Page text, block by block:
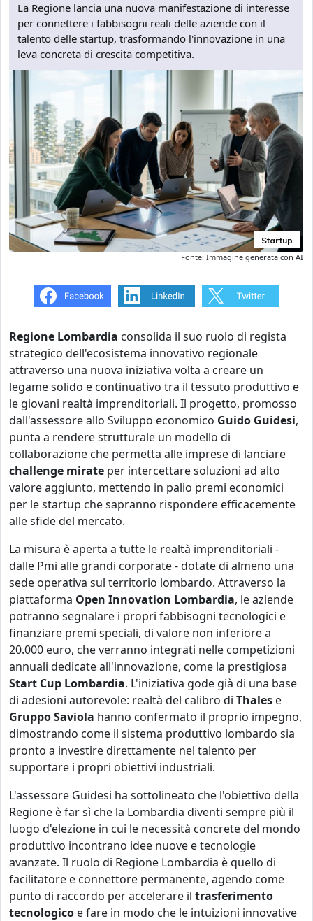
La Regione lancia una nuova manifestazione di interesse
per connettere i fabbisogni reali delle aziende con il
talento delle startup, trasformando l'innovazione in una
leva concreta di crescita competitiva.
Startup
Fonte: Immagine generata con AI
Regione Lombardia consolida il suo ruolo di regista
strategico dell'ecosistema innovativo regionale
attraverso una nuova iniziativa volta a creare un
legame solido e continuativo tra il tessuto produttivo e
le giovani realtà imprenditoriali. Il progetto, promosso
dall'assessore allo Sviluppo economico Guido Guidesi,
punta a rendere strutturale un modello di
collaborazione che permetta alle imprese di lanciare
challenge mirate per intercettare soluzioni ad alto
valore aggiunto, mettendo in palio premi economici
per le startup che sapranno rispondere efficacemente
alle sfide del mercato.
La misura è aperta a tutte le realtà imprenditoriali -
dalle Pmi alle grandi corporate - dotate di almeno una
sede operativa sul territorio lombardo. Attraverso la
piattaforma Open Innovation Lombardia, le aziende
potranno segnalare i propri fabbisogni tecnologici e
finanziare premi speciali, di valore non inferiore a
20.000 euro, che verranno integrati nelle competizioni
annuali dedicate all'innovazione, come la prestigiosa
Start Cup Lombardia. L'iniziativa gode già di una base
di adesioni autorevole: realtà del calibro di Thales e
Gruppo Saviola hanno confermato il proprio impegno,
dimostrando come il sistema produttivo lombardo sia
pronto a investire direttamente nel talento per
supportare i propri obiettivi industriali.
L'assessore Guidesi ha sottolineato che l'obiettivo della
Regione è far sì che la Lombardia diventi sempre più il
luogo d'elezione in cui le necessità concrete del mondo
produttivo incontrano idee nuove e tecnologie
avanzate. Il ruolo di Regione Lombardia è quello di
facilitatore e connettore permanente, agendo come
punto di raccordo per accelerare il trasferimento
tecnologico e fare in modo che le intuizioni innovative